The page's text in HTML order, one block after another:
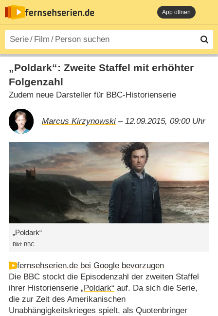
App öffnen
„Poldark“: Zweite Staffel mit erhöhter
Folgenzahl
Zudem neue Darsteller für BBC-Historienserie
Marcus Kirzynowski– 12.09.2015, 09:00 Uhr
„Poldark“
Bild: BBC
fernsehserien.de bei Google bevorzugen
Die BBC stockt die Episodenzahl der zweiten Staffel
ihrer Historienserie „Poldark“ auf. Da sich die Serie,
die zur Zeit des Amerikanischen
Unabhängigkeitskrieges spielt, als Quotenbringer